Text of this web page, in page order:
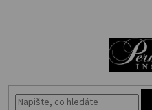
Permanentní
makeup